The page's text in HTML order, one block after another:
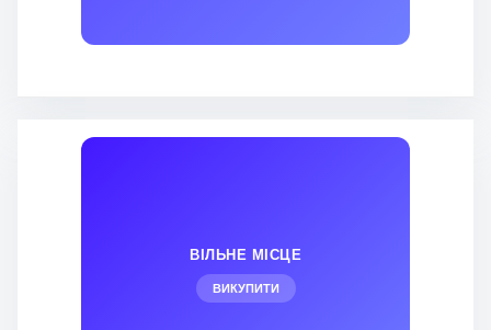
ВІЛЬНЕ МІСЦЕ
ВИКУПИТИ